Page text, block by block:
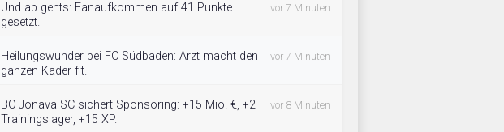
Und ab gehts: Fanaufkommen auf 41 Punkte
gesetzt.
vor 7 Minuten
Heilungswunder bei FC Südbaden: Arzt macht den
ganzen Kader fit.
vor 7 Minuten
BC Jonava SC sichert Sponsoring: +15 Mio. €, +2
Trainingslager, +15 XP.
vor 8 Minuten